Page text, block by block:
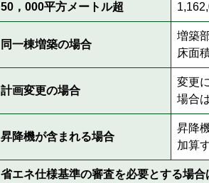
50，000平方メートル超
同一棟増築の場合
増築
床面
計画変更の場合
変更
場合
昇降機が含まれる場合
昇降
加算
省エネ仕様基準の審査を必要とする場